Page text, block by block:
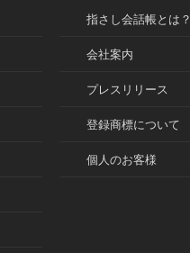
指さし会話帳とは？
会社案内
プレスリリース
登録商標について
個人のお客様